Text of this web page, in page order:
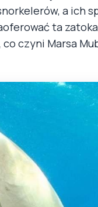
a ich
ta
czyni Marsa